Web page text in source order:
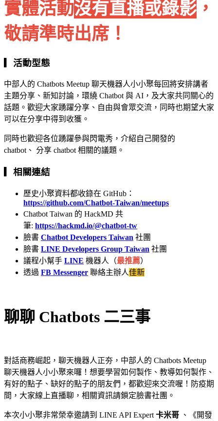
實體活動沒有直播或錄影 ，
敬請準時出席！
▎活動型態
中部人的 Chatbots Meetup 聊天機器人小小聚每回將安排講者
主題分享、新知討論，環繞 Chatbot 與 AI，及大家共同關心的
話題。歡迎大家踴躍分享、自由與會眾交流，同時也期望大家
可以在分享中得到收獲。
同時也歡迎各位踴躍參與閃電秀，介紹自己開發的
chatbot、 分享 chatbot 相關的議題。
▎相關連結
歷史小聚資料都收錄在 GitHub：
https://github.com/Chatbot-Taiwan/meetups
Chatbot Taiwan 的 HackMD 共
筆: https://hackmd.io/@chatbot-tw
臉書 Chatbot Developers Taiwan 社團
臉書 LINE Developers Group Taiwan 社團
議程小幫手 LINE 機器人（最推薦）
透過 FB Messenger 聯絡主辦人佳新
聊聊 Chatbots 二三事
對話商務崛起，聊天機器人正夯，中部人的 Chatbots Meetup
聊天機器人小小聚來囉！想要學習如何製作、教導如何製作、
有好的點子、缺好的點子的朋友們，都歡迎來交流喔！防疫期
間，大家線上直播聊，相關資訊請鎖定臉書社團。
本次小小聚非常榮幸邀請到 LINE API Expert 卡米哥 、《開發